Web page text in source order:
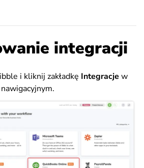
integracji
i kliknij zakładkę Integracje w